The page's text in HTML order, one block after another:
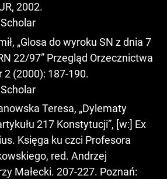
2002.
„Glosa do wyroku SN z dnia 7
22/97” Przegląd Orzecznictwa
2 (2000): 187-190.
Teresa, „Dylematy
217 Konstytucji”, [w:] Ex
Księga ku czci Profesora
red. Andrzej
Małecki. 207-227. Poznań: